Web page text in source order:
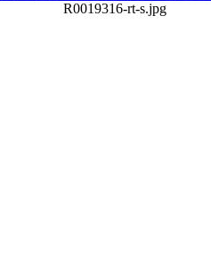
R0019316-rt-s.jpg